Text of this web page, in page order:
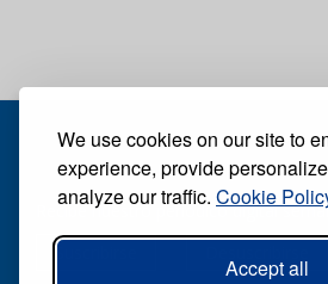
We use cookies on our site to
experience, provide
analyze our traffic. Cookie
Accept all
Recibe nuestro periódico digital
Suscribirse